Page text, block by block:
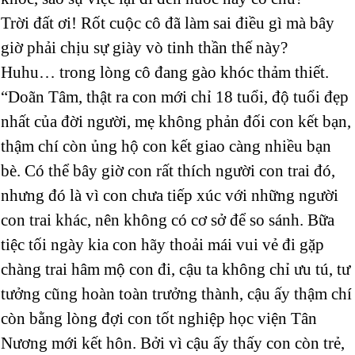
Trời đất ơi! Rốt cuộc cô đã làm sai điều gì mà bây
giờ phải chịu sự giày vò tinh thần thế này?
Huhu… trong lòng cô đang gào khóc thảm thiết.
“Doãn Tâm, thật ra con mới chỉ 18 tuổi, độ tuổi đẹp
nhất của đời người, mẹ không phản đối con kết bạn,
thậm chí còn ủng hộ con kết giao càng nhiều bạn
bè. Có thể bây giờ con rất thích người con trai đó,
nhưng đó là vì con chưa tiếp xúc với những người
con trai khác, nên không có cơ sở để so sánh. Bữa
tiệc tối ngày kia con hãy thoải mái vui vẻ đi gặp
chàng trai hâm mộ con đi, cậu ta không chỉ ưu tú, tư
tưởng cũng hoàn toàn trưởng thành, cậu ấy thậm chí
còn bằng lòng đợi con tốt nghiệp học viện Tân
Nương mới kết hôn. Bởi vì cậu ấy thấy con còn trẻ,